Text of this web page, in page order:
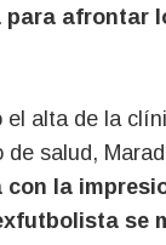
afrontar
alta de la
salud,
con la
se